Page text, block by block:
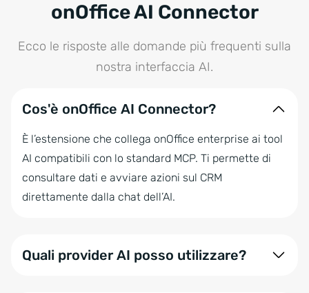
onOffice AI Connector
Ecco le risposte alle domande più frequenti sulla
nostra interfaccia AI.
Cos'è onOffice AI Connector?
È l’estensione che collega onOffice enterprise ai tool
AI compatibili con lo standard MCP. Ti permette di
consultare dati e avviare azioni sul CRM
direttamente dalla chat dell’AI.
Quali provider AI posso utilizzare?